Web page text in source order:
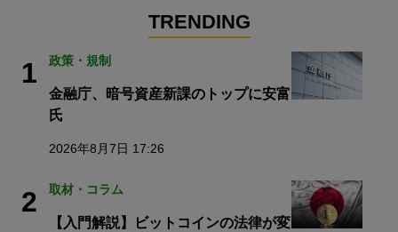
TRENDING
1 政策・規制
金融庁、暗号資産新課のトップに安富
氏
2026年8月7日 17:26
2 取材・コラム
【入門解説】ビットコインの法律が変